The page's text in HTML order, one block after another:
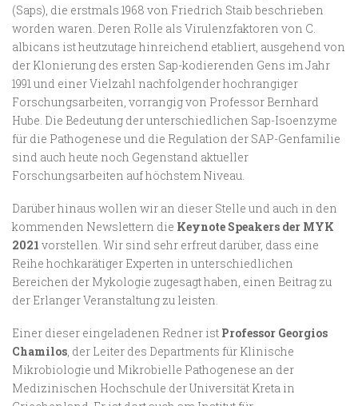
(Saps), die erstmals 1968 von Friedrich Staib beschrieben
worden waren. Deren Rolle als Virulenzfaktoren von C.
albicans ist heutzutage hinreichend etabliert, ausgehend von
der Klonierung des ersten Sap-kodierenden Gens im Jahr
1991 und einer Vielzahl nachfolgender hochrangiger
Forschungsarbeiten, vorrangig von Professor Bernhard
Hube. Die Bedeutung der unterschiedlichen Sap-Isoenzyme
für die Pathogenese und die Regulation der SAP-Genfamilie
sind auch heute noch Gegenstand aktueller
Forschungsarbeiten auf höchstem Niveau.
Darüber hinaus wollen wir an dieser Stelle und auch in den
kommenden Newslettern die Keynote Speakers der MYK
2021 vorstellen. Wir sind sehr erfreut darüber, dass eine
Reihe hochkarätiger Experten in unterschiedlichen
Bereichen der Mykologie zugesagt haben, einen Beitrag zu
der Erlanger Veranstaltung zu leisten.
Einer dieser eingeladenen Redner ist Professor Georgios
Chamilos, der Leiter des Departments für Klinische
Mikrobiologie und Mikrobielle Pathogenese an der
Medizinischen Hochschule der Universität Kreta in